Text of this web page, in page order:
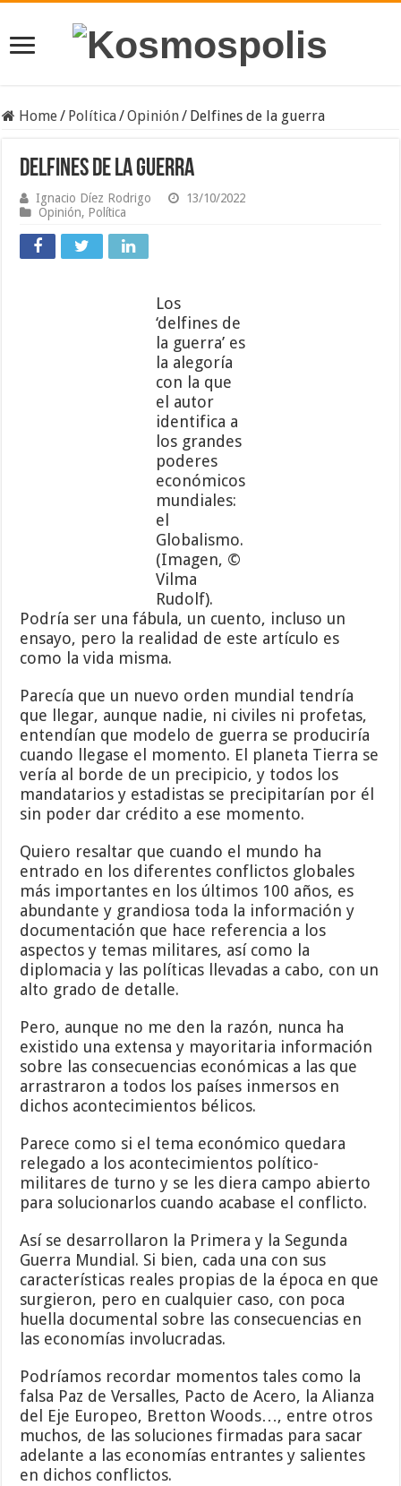
Home/ Política/Opinión/ Delfines de la guerra
Delfines de la guerra
Ignacio Díez Rodrigo
13/10/2022
Opinión, Política
Los
‘delfines de
la guerra’ es
la alegoría
con la que
el autor
identifica a
los grandes
poderes
económicos
mundiales:
el
Globalismo.
(Imagen, ©
Vilma
Rudolf).
Podría ser una fábula, un cuento, incluso un
ensayo, pero la realidad de este artículo es
como la vida misma.
Parecía que un nuevo orden mundial tendría
que llegar, aunque nadie, ni civiles ni profetas,
entendían que modelo de guerra se produciría
cuando llegase el momento. El planeta Tierra se
vería al borde de un precipicio, y todos los
mandatarios y estadistas se precipitarían por él
sin poder dar crédito a ese momento.
Quiero resaltar que cuando el mundo ha
entrado en los diferentes conflictos globales
más importantes en los últimos 100 años, es
abundante y grandiosa toda la información y
documentación que hace referencia a los
aspectos y temas militares, así como la
diplomacia y las políticas llevadas a cabo, con un
alto grado de detalle.
Pero, aunque no me den la razón, nunca ha
existido una extensa y mayoritaria información
sobre las consecuencias económicas a las que
arrastraron a todos los países inmersos en
dichos acontecimientos bélicos.
Parece como si el tema económico quedara
relegado a los acontecimientos político-
militares de turno y se les diera campo abierto
para solucionarlos cuando acabase el conflicto.
Así se desarrollaron la Primera y la Segunda
Guerra Mundial. Si bien, cada una con sus
características reales propias de la época en que
surgieron, pero en cualquier caso, con poca
huella documental sobre las consecuencias en
las economías involucradas.
Podríamos recordar momentos tales como la
falsa Paz de Versalles, Pacto de Acero, la Alianza
del Eje Europeo, Bretton Woods…, entre otros
muchos, de las soluciones firmadas para sacar
adelante a las economías entrantes y salientes
en dichos conflictos.